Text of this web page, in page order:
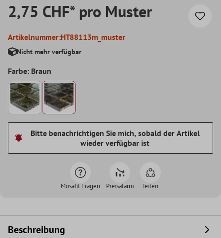
2,75 CHF* pro Muster
Artikelnummer:HT88113m_muster
Nicht mehr verfügbar
Farbe: Braun
Bitte benachrichtigen Sie mich, sobald der Artikel
wieder verfügbar ist
Mosafil Fragen Preisalarm Teilen
Beschreibung